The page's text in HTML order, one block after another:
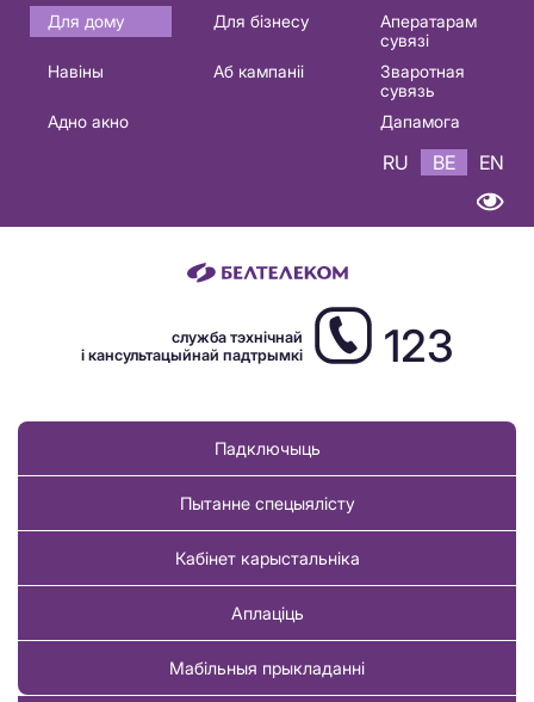
Основная
навигация
Для дому Для бізнесу
Аператарам
сувязі
Навіны
Аб кампаніі
Зваротная
сувязь
Адно акно
Дапамога
RU BE EN
служба тэхнічнай
і кансультацыйнай падтрымкі
123
Падключыць
Пытанне спецыялісту
Кабінет карыстальніка
Аплаціць
Мабільныя прыкладанні